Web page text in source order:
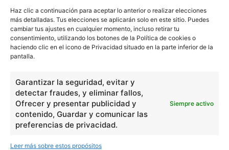
Haz clic a continuación para aceptar lo anterior o realizar elecciones
más detalladas. Tus elecciones se aplicarán solo en este sitio. Puedes
cambiar tus ajustes en cualquier momento, incluso retirar tu
consentimiento, utilizando los botones de la Política de cookies o
haciendo clic en el icono de Privacidad situado en la parte inferior de la
pantalla.
Garantizar la seguridad, evitar y
detectar fraudes, y eliminar fallos,
Ofrecer y presentar publicidad y
contenido, Guardar y comunicar las
preferencias de privacidad.
Siempre activo
Leer más sobre estos propósitos